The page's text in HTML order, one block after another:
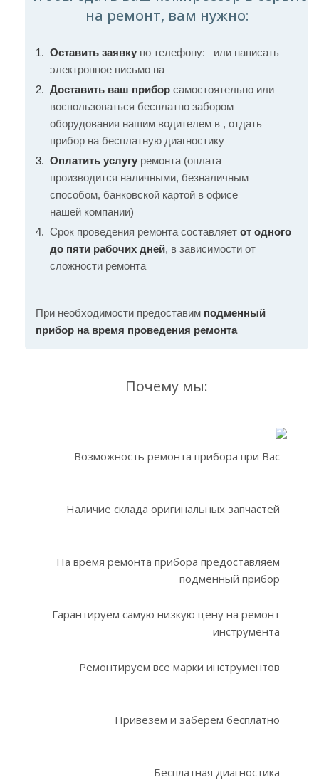
на ремонт, вам нужно:
Оставить заявку по телефону:
или написать
электронное письмо на
Доставить ваш прибор самостоятельно или
воспользоваться бесплатно забором
оборудования нашим водителем в , отдать
прибор на бесплатную диагностику
Оплатить услугу ремонта (оплата
производится наличными, безналичным
способом, банковской картой в офисе
нашей компании)
Срок проведения ремонта составляет от одного
до пяти рабочих дней, в зависимости от
сложности ремонта
При необходимости предоставим подменный
прибор на время проведения ремонта
Почему мы:
Возможность ремонта прибора при Вас
Наличие склада оригинальных запчастей
На время ремонта прибора предоставляем
подменный прибор
Гарантируем самую низкую цену на ремонт
инструмента
Ремонтируем все марки инструментов
Привезем и заберем бесплатно
Бесплатная диагностика